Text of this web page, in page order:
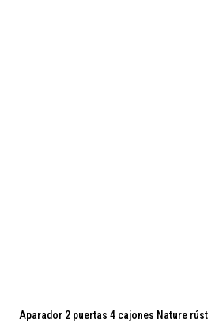
Aparador 2 puertas 4 cajones Nature rúst